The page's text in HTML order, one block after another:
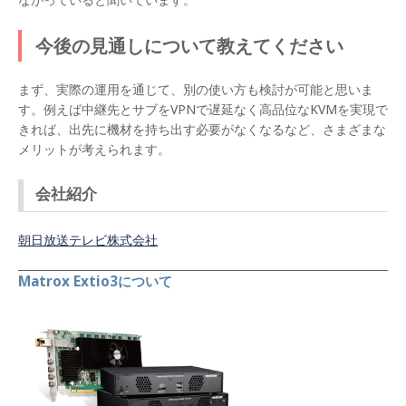
今後の見通しについて教えてください
まず、実際の運用を通じて、別の使い方も検討が可能と思いま
す。例えば中継先とサブをVPNで遅延なく高品位なKVMを実現で
きれば、出先に機材を持ち出す必要がなくなるなど、さまざまな
メリットが考えられます。
会社紹介
朝日放送テレビ株式会社
Matrox Extio3について